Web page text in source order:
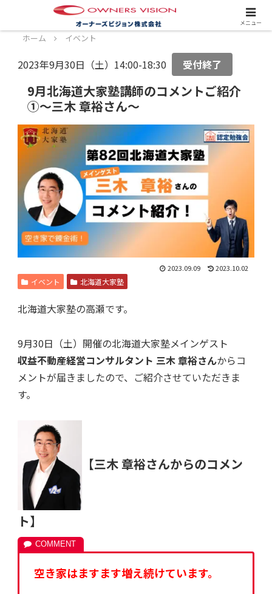
スタッフ募集中！詳しくはこちら！
ホーム イベント
2023年9月30日（土）14:00-18:30 受付終了
9月北海道大家塾講師のコメントご紹介
①～三木 章裕さん～
2023.09.09 2023.10.02
イベント 北海道大家塾
北海道大家塾の高瀬です。
9月30日（土）開催の北海道大家塾メインゲスト
収益不動産経営コンサルタント 三木 章裕さんからコ
メントが届きましたので、ご紹介させていただきま
す。
【三木 章裕さんからのコメン
ト】
空き家はますます増え続けています。
メニュー